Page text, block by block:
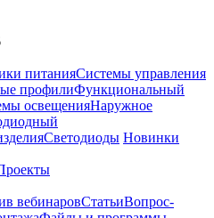
питанияСистемы управления
профилиФункциональный
освещенияНаружное
Светодиоды Новинки
вебинаровСтатьиВопрос-